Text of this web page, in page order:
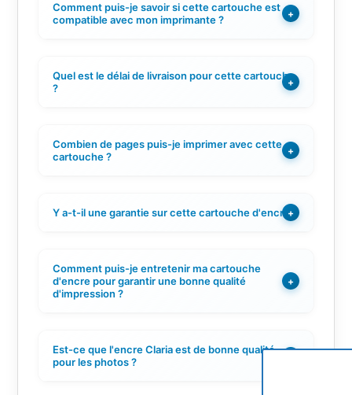
Comment puis-je savoir si cette cartouche est
compatible avec mon imprimante ?
+
Quel est le délai de livraison pour cette cartouche
?
+
Combien de pages puis-je imprimer avec cette
cartouche ?
+
Y a-t-il une garantie sur cette cartouche d'encre ?
+
Comment puis-je entretenir ma cartouche
d'encre pour garantir une bonne qualité
d'impression ?
+
Est-ce que l'encre Claria est de bonne qualité
pour les photos ?